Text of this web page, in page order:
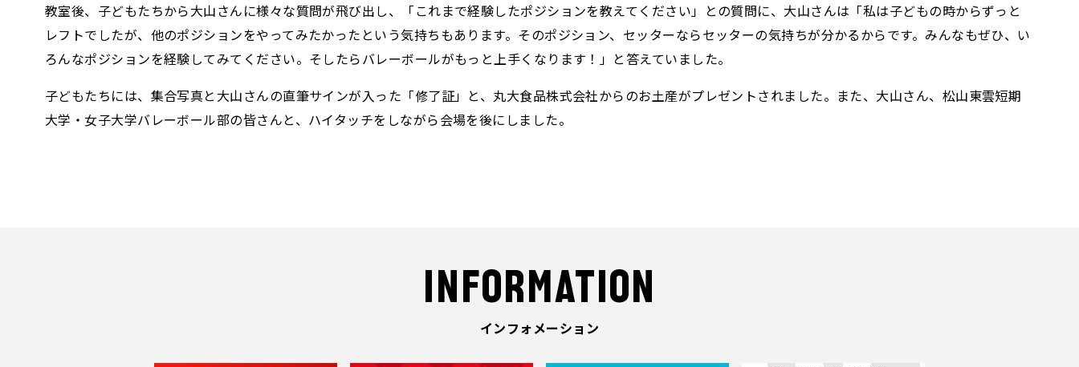
教室後、子どもたちから大山さんに様々な質問が飛び出し、「これまで経験したポジションを教えてください」との質問に、大山さんは「私は子どもの時からずっと
レフトでしたが、他のポジションをやってみたかったという気持ちもあります。そのポジション、セッターならセッターの気持ちが分かるからです。みんなもぜひ、い
ろんなポジションを経験してみてください。そしたらバレーボールがもっと上手くなります！」と答えていました。
子どもたちには、集合写真と大山さんの直筆サインが入った「修了証」と、丸大食品株式会社からのお土産がプレゼントされました。また、大山さん、松山東雲短期
大学・女子大学バレーボール部の皆さんと、ハイタッチをしながら会場を後にしました。
INFORMATION
インフォメーション